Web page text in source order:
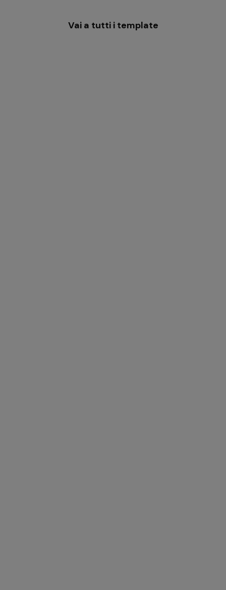
Vai a tutti i template